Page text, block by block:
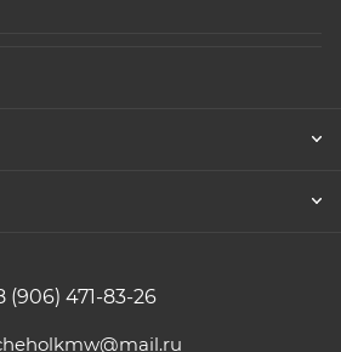
(906) 471-83-26